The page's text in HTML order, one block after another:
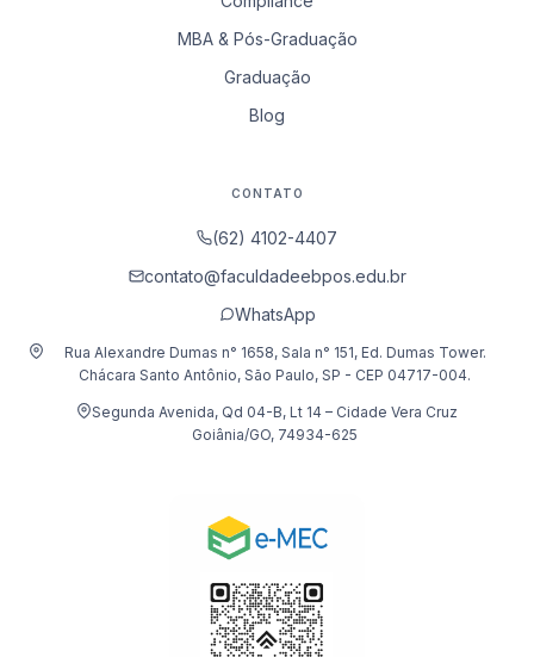
MBA & Pós-Graduação
Graduação
Blog
CONTATO
(62) 4102-4407
contato@faculdadeebpos.edu.br
WhatsApp
Rua Alexandre Dumas n° 1658, Sala n° 151, Ed. Dumas Tower.
Chácara Santo Antônio, São Paulo, SP - CEP 04717-004.
Segunda Avenida, Qd 04-B, Lt 14 – Cidade Vera Cruz
Goiânia/GO, 74934-625